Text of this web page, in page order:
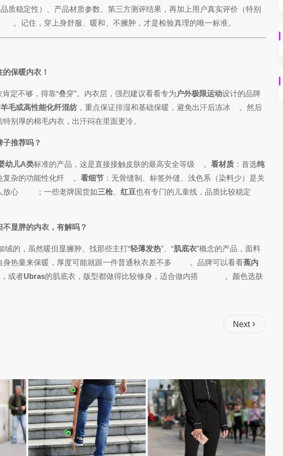
质稳定性）、产品材质参数、第三方测评结果，再加上用户真实评价（特别
。记住，穿上身舒服、暖和、不臃肿，才是检验真理的唯一标准。
保暖内衣！
定不够，得靠“叠穿”。内衣层，强烈建议看看专为 户外极限运动设计的品牌
毛或高性能化纤混纺 ，重点保证排湿和基础保暖，避免出汗后冻冰
。然后
别厚的棉毛内衣，出汗闷在里面更冷。
推荐吗？
幼儿A类标准的产品，这是直接接触皮肤的最高安全等级 。看材质 ：首选纯
复杂的功能性化纤 。看细节 ：无骨缝制、标签外缝、浅色系（染料少）是关
放心 ；一些老牌国货如三枪、 红豆也有专门的儿童线，品质比较稳定
显胖的内衣，有解吗？
的，虽然暖但显臃肿。找那些主打“轻薄发热”、“肌底衣”概念的产品，面料
身热量来保暖，厚度可能就跟一件普通秋衣差不多 。品牌可以看看蕉内
或者Ubras的肌底衣，版型都做得比较修身，适合做内搭
。颜色选肤
Next